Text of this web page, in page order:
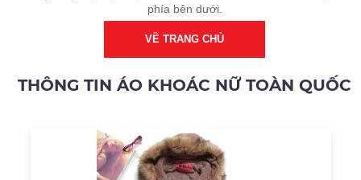
phía bên dưới.
VỀ TRANG CHỦ
THÔNG TIN ÁO KHOÁC NỮ TOÀN QUỐC